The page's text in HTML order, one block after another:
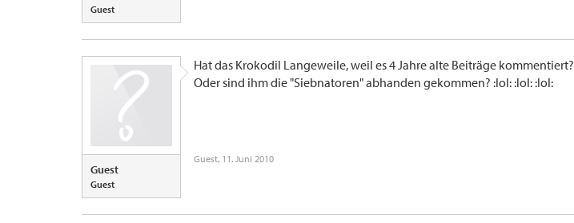
Guest
Guest
Guest
Hat das Krokodil Langeweile, weil es 4 Jahre alte Beiträge kommentiert?
Oder sind ihm die "Siebnatoren" abhanden gekommen? :lol: :lol: :lol:
Guest, 11. Juni 2010